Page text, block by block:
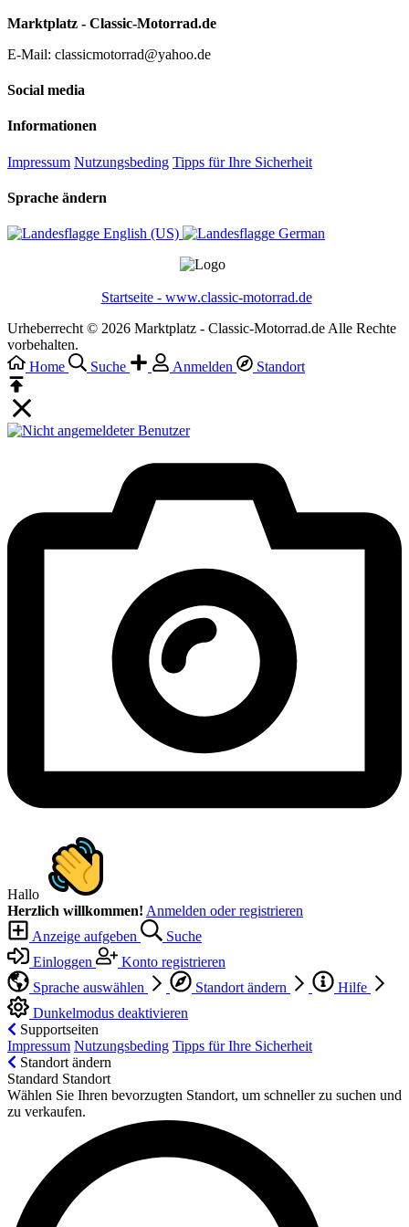
Marktplatz - Classic-Motorrad.de
E-Mail: classicmotorrad@yahoo.de
Social media
Informationen
Impressum Nutzungsbeding Tipps für Ihre Sicherheit
Sprache ändern
English (US)‎ German‎
Startseite - www.classic-motorrad.de
Urheberrecht © 2026 Marktplatz - Classic-Motorrad.de Alle Rechte
vorbehalten.
Home
Suche Anmelden Standort
Hallo
Herzlich willkommen! Anmelden oder registrieren
Anzeige aufgeben
Suche
Einloggen
Konto registrieren
Sprache auswählen
Standort ändern
Hilfe
Dunkelmodus deaktivieren
Supportseiten
Impressum Nutzungsbeding Tipps für Ihre Sicherheit
Standort ändern
Standard Standort
Wählen Sie Ihren bevorzugten Standort, um schneller zu suchen und
zu verkaufen.